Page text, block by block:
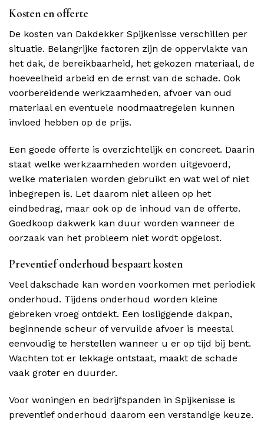
Kosten en offerte
De kosten van Dakdekker Spijkenisse verschillen per
situatie. Belangrijke factoren zijn de oppervlakte van
het dak, de bereikbaarheid, het gekozen materiaal, de
hoeveelheid arbeid en de ernst van de schade. Ook
voorbereidende werkzaamheden, afvoer van oud
materiaal en eventuele noodmaatregelen kunnen
invloed hebben op de prijs.
Een goede offerte is overzichtelijk en concreet. Daarin
staat welke werkzaamheden worden uitgevoerd,
welke materialen worden gebruikt en wat wel of niet
inbegrepen is. Let daarom niet alleen op het
eindbedrag, maar ook op de inhoud van de offerte.
Goedkoop dakwerk kan duur worden wanneer de
oorzaak van het probleem niet wordt opgelost.
Preventief onderhoud bespaart kosten
Veel dakschade kan worden voorkomen met periodiek
onderhoud. Tijdens onderhoud worden kleine
gebreken vroeg ontdekt. Een losliggende dakpan,
beginnende scheur of vervuilde afvoer is meestal
eenvoudig te herstellen wanneer u er op tijd bij bent.
Wachten tot er lekkage ontstaat, maakt de schade
vaak groter en duurder.
Voor woningen en bedrijfspanden in Spijkenisse is
preventief onderhoud daarom een verstandige keuze.